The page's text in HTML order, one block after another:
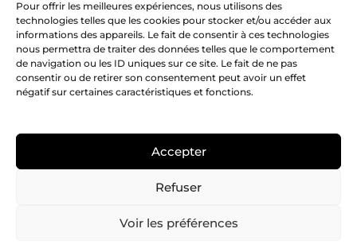
Pour offrir les meilleures expériences, nous utilisons des
technologies telles que les cookies pour stocker et/ou accéder aux
informations des appareils. Le fait de consentir à ces technologies
nous permettra de traiter des données telles que le comportement
de navigation ou les ID uniques sur ce site. Le fait de ne pas
consentir ou de retirer son consentement peut avoir un effet
négatif sur certaines caractéristiques et fonctions.
Accepter
Refuser
Voir les préférences